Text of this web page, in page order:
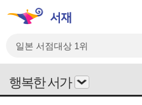
행복한 서가